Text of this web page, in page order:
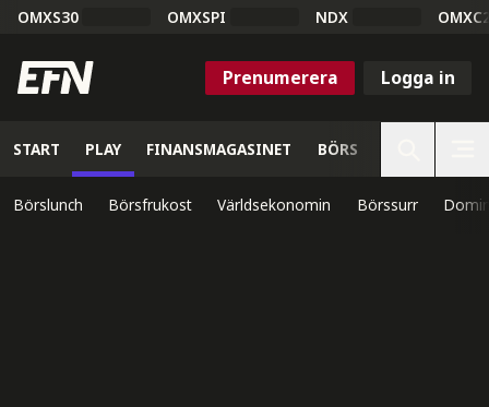
OMXS30 OMXSPI NDX
Prenumerera Logga in
START PLAY FINANSMAGASINET BÖRS
Börslunch Börsfrukost Världsekonomin Börssurr